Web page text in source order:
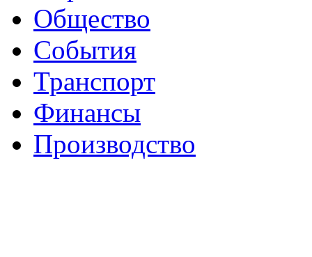
Общество
События
Транспорт
Финансы
Производство